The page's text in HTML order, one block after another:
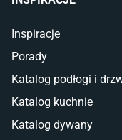
Inspiracje
Porady
Katalog podłogi i
Katalog kuchnie
Katalog dywany